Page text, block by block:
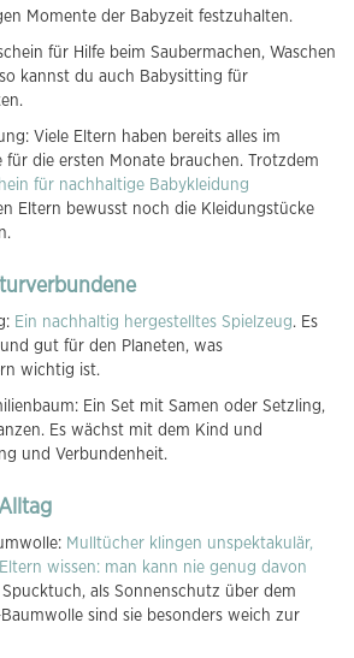
Momente der Babyzeit festzuhalten.
für Hilfe beim Saubermachen, Waschen
kannst du auch Babysitting für
Viele Eltern haben bereits alles im
für die ersten Monate brauchen. Trotzdem
für nachhaltige Babykleidung
Eltern bewusst noch die Kleidungstücke
Ein nachhaltig hergestelltes Spielzeug. Es
gut für den Planeten, was
wichtig ist.
Ein Set mit Samen oder Setzling,
Es wächst mit dem Kind und
und Verbundenheit.
Mulltücher klingen unspektakulär,
wissen: man kann nie genug davon
Spucktuch, als Sonnenschutz über dem
sind sie besonders weich zur